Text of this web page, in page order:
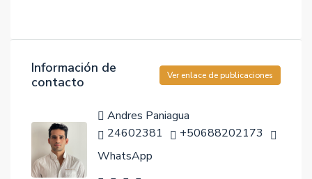
Información de
contacto
Ver enlace de publicaciones
Andres Paniagua
24602381
+50688202173
WhatsApp